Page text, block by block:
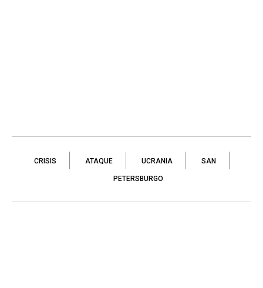
CRISIS ATAQUE UCRANIA SAN
PETERSBURGO